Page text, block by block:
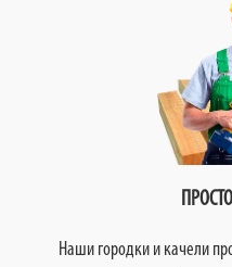
Наши городки и качели